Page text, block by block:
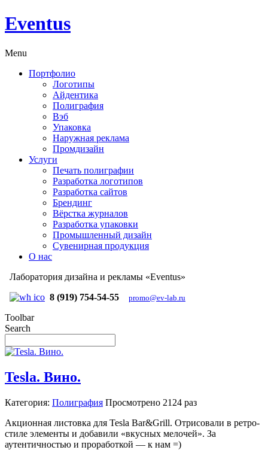
Eventus
Menu
Портфолио
Логотипы
Айдентика
Полиграфия
Вэб
Упаковка
Наружная реклама
Промдизайн
Услуги
Печать полиграфии
Разработка логотипов
Разработка сайтов
Брендинг
Вёрстка журналов
Разработка упаковки
Промышленный дизайн
Сувенирная продукция
О нас
Лаборатория дизайна и рекламы «Eventus»
8 (919) 754-54-55
promo@ev-lab.ru
Toolbar
Search
Tesla. Вино.
Категория: Полиграфия Просмотрено 2124 раз
Акционная листовка для Tesla Bar&Grill. Отрисовали в ретро-
стиле элементы и добавили «вкусных мелочей». За
аутентичностью и проработкой — к нам =)